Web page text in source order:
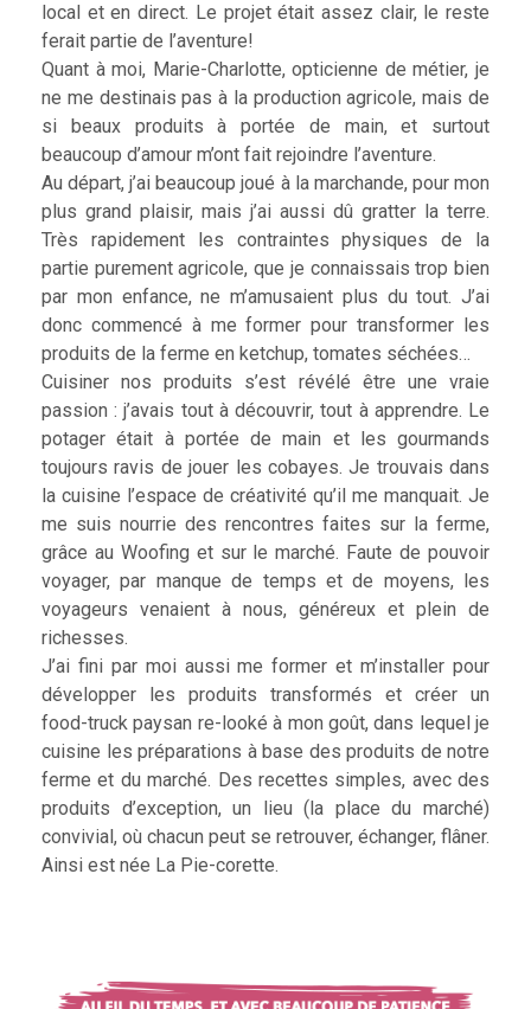
local et en direct. Le projet était assez clair, le reste
ferait partie de l’aventure!
Quant à moi, Marie-Charlotte, opticienne de métier, je
ne me destinais pas à la production agricole, mais de
si beaux produits à portée de main, et surtout
beaucoup d’amour m’ont fait rejoindre l’aventure.
Au départ, j’ai beaucoup joué à la marchande, pour mon
plus grand plaisir, mais j’ai aussi dû gratter la terre.
Très rapidement les contraintes physiques de la
partie purement agricole, que je connaissais trop bien
par mon enfance, ne m’amusaient plus du tout. J’ai
donc commencé à me former pour transformer les
produits de la ferme en ketchup, tomates séchées…
Cuisiner nos produits s’est révélé être une vraie
passion : j’avais tout à découvrir, tout à apprendre. Le
potager était à portée de main et les gourmands
toujours ravis de jouer les cobayes. Je trouvais dans
la cuisine l’espace de créativité qu’il me manquait. Je
me suis nourrie des rencontres faites sur la ferme,
grâce au Woofing et sur le marché. Faute de pouvoir
voyager, par manque de temps et de moyens, les
voyageurs venaient à nous, généreux et plein de
richesses.
J’ai fini par moi aussi me former et m’installer pour
développer les produits transformés et créer un
food-truck paysan re-looké à mon goût, dans lequel je
cuisine les préparations à base des produits de notre
ferme et du marché. Des recettes simples, avec des
produits d’exception, un lieu (la place du marché)
convivial, où chacun peut se retrouver, échanger, flâner.
Ainsi est née La Pie-corette.